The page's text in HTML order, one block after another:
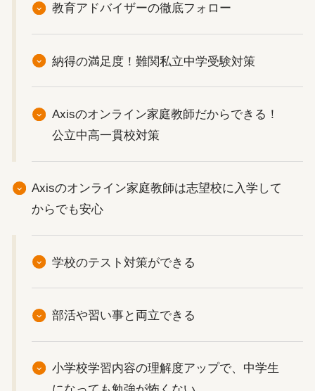
教育アドバイザーの徹底フォロー
納得の満足度！難関私立中学受験対策
Axisのオンライン家庭教師だからできる！
公立中高一貫校対策
Axisのオンライン家庭教師は志望校に入学して
からでも安心
学校のテスト対策ができる
部活や習い事と両立できる
小学校学習内容の理解度アップで、中学生